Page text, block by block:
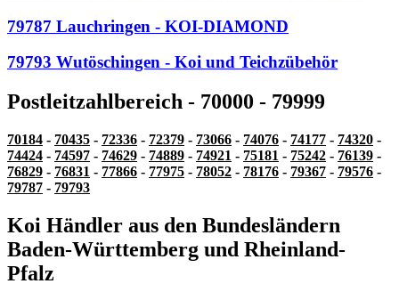
79787 Lauchringen - KOI-DIAMOND
79793 Wutöschingen - Koi und Teichzübehör
Postleitzahlbereich - 70000 - 79999
70184 - 70435 - 72336 - 72379 - 73066 - 74076 - 74177 - 74320 -
74424 - 74597 - 74629 - 74889 - 74921 - 75181 - 75242 - 76139 -
76829 - 76831 - 77866 - 77975 - 78052 - 78176 - 79367 - 79576 -
79787 - 79793
Koi Händler aus den Bundesländern
Baden-Württemberg und Rheinland-
Pfalz